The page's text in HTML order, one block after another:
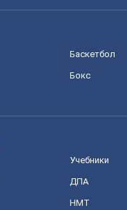
Баскетбол
Бокс
Учебники
ДПА
НМТ